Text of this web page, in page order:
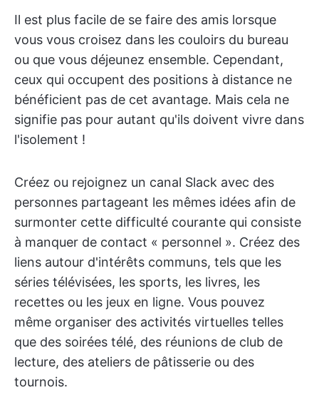
Il est plus facile de se faire des amis lorsque
vous vous croisez dans les couloirs du bureau
ou que vous déjeunez ensemble. Cependant,
ceux qui occupent des positions à distance ne
bénéficient pas de cet avantage. Mais cela ne
signifie pas pour autant qu'ils doivent vivre dans
l'isolement !
Créez ou rejoignez un canal Slack avec des
personnes partageant les mêmes idées afin de
surmonter cette difficulté courante qui consiste
à manquer de contact « personnel ». Créez des
liens autour d'intérêts communs, tels que les
séries télévisées, les sports, les livres, les
recettes ou les jeux en ligne. Vous pouvez
même organiser des activités virtuelles telles
que des soirées télé, des réunions de club de
lecture, des ateliers de pâtisserie ou des
tournois.